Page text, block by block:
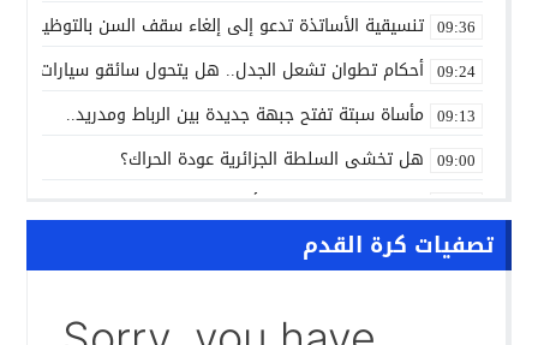
09:36 تنسيقية الأساتذة تدعو إلى إلغاء سقف السن بالتوظيف
09:24 أحكام تطوان تشعل الجدل.. هل يتحول سائقو سيارات
09:13 مأساة سبتة تفتح جبهة جديدة بين الرباط ومدريد..
09:00 هل تخشى السلطة الجزائرية عودة الحراك؟
10:13 الاتفاق الفلاحي المغربي الأوروبي يدخل مرحلة الحسم..
حرب الظل الرقمية.. اتهامات للجزائر بتسخير جيوش
تصفيات كرة القدم